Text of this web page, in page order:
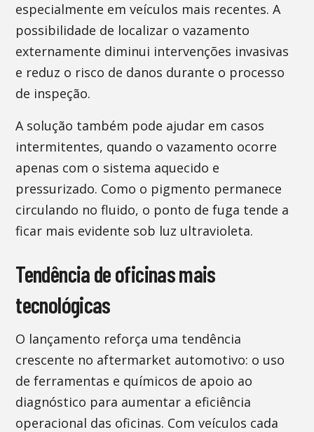
especialmente em veículos mais recentes. A
possibilidade de localizar o vazamento
externamente diminui intervenções invasivas
e reduz o risco de danos durante o processo
de inspeção.
A solução também pode ajudar em casos
intermitentes, quando o vazamento ocorre
apenas com o sistema aquecido e
pressurizado. Como o pigmento permanece
circulando no fluido, o ponto de fuga tende a
ficar mais evidente sob luz ultravioleta.
Tendência de oficinas mais
tecnológicas
O lançamento reforça uma tendência
crescente no aftermarket automotivo: o uso
de ferramentas e químicos de apoio ao
diagnóstico para aumentar a eficiência
operacional das oficinas. Com veículos cada